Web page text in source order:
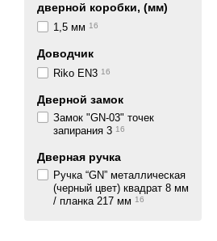
дверной коробки, (мм)
1,5 мм 16
Доводчик
Riko EN3 16
Дверной замок
Замок "GN-03" точек
запирания 3 16
Дверная ручка
Ручка “GN” металлическая
(черный цвет) квадрат 8 мм
/ планка 217 мм 16